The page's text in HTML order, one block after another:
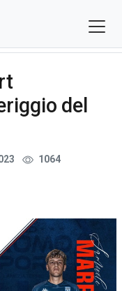
del
1064